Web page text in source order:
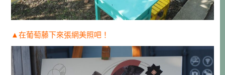
▲在葡萄藤下來張網美照吧！